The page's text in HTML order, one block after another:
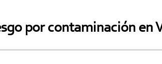
por contaminación en